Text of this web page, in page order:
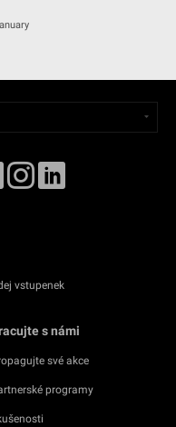
vstupenek
s námi
své akce
programy